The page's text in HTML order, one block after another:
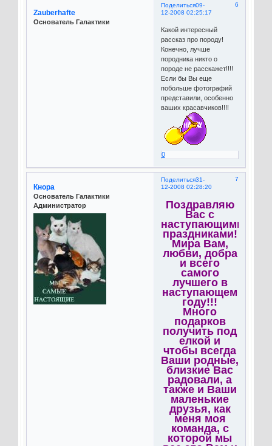
Поделиться 6
09-
12-2008 02:25:17
Zauberhafte
Основатель Галактики
Какой интересный
рассказ про породу!
Конечно, лучше
породника никто о
породе не расскажет!!!!
Если бы Вы еще
побольше фотографий
представили, особенно
ваших красавчиков!!!!
0
Поделиться 7
31-
12-2008 02:28:20
Кнора
Основатель Галактики
Администратор
Поздравляю
Вас с
наступающими
праздниками!
Мира Вам,
любви, добра
и всего
самого
лучшего в
наступающем
году!!!
Много
подарков
получить под
елкой и
чтобы всегда
Ваши родные,
близкие Вас
радовали, а
также и Ваши
маленькие
друзья, как
меня моя
команда, с
которой мы